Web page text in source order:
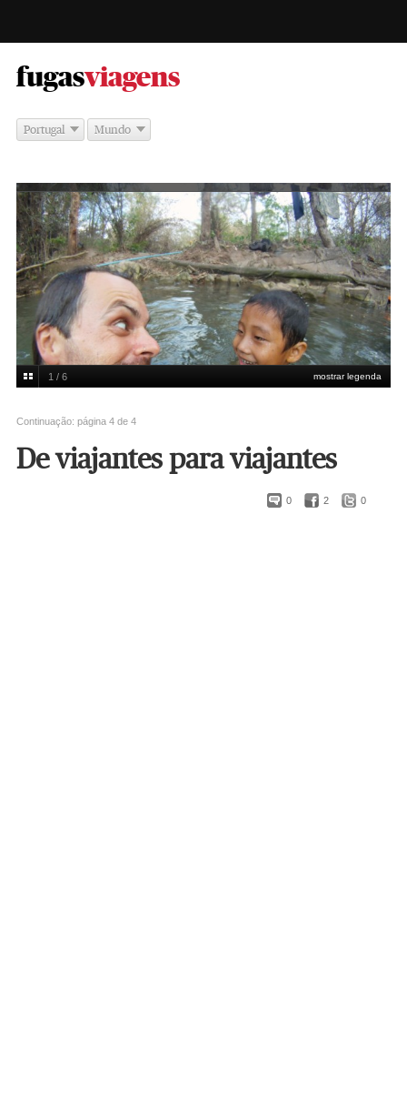
fugas -
viagens
Portugal Mundo
Rafael Polónia, bem acompanhado, em Laos
mostrar legenda
1 / 6
Continuação: página 4 de 4
De viajantes para viajantes
0 2 0